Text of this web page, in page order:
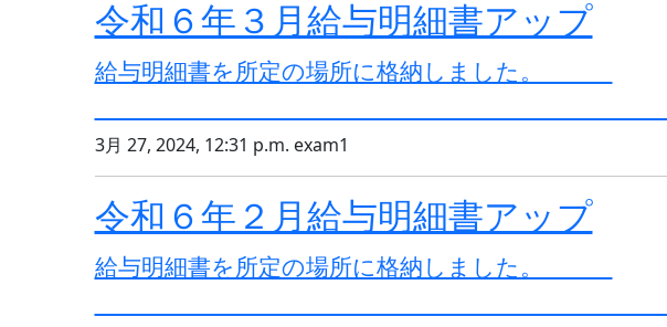
令和６年３月給与明細書アップ
給与明細書を所定の場所に格納しました。
3月 27, 2024, 12:31 p.m. exam1
令和６年２月給与明細書アップ
給与明細書を所定の場所に格納しました。